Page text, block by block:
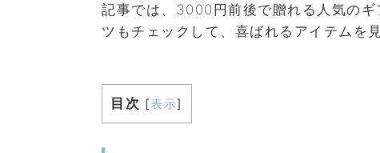
記事では、3000円前後で贈れる人気の
ツもチェックして、喜ばれるアイテムを
目次 [表示]